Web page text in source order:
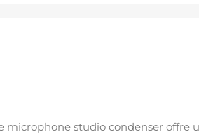
microphone studio condenser offre